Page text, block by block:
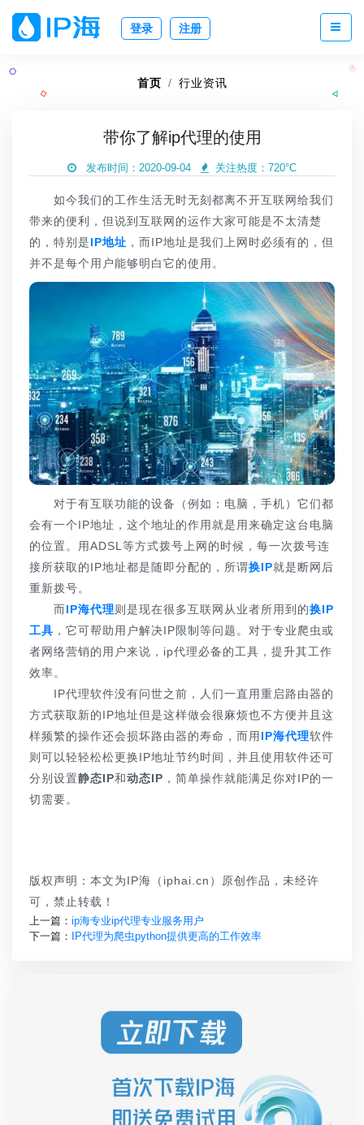
登录 注册
首页 行业资讯
带你了解ip代理的使用
发布时间：2020-09-04 关注热度： 720°C
如今我们的工作生活无时无刻都离不开互联网给我们
带来的便利，但说到互联网的运作大家可能是不太清楚
的，特别是IP地址 ，而IP地址是我们上网时必须有的，但
并不是每个用户能够明白它的使用。
对于有互联功能的设备（例如：电脑，手机）它们都
会有一个IP地址，这个地址的作用就是用来确定这台电脑
的位置。用ADSL等方式拨号上网的时候，每一次拨号连
接所获取的IP地址都是随即分配的，所谓换IP就是断网后
重新拨号。
而IP海代理则是现在很多互联网从业者所用到的换IP
工具 ，它可帮助用户解决IP限制等问题。对于专业爬虫或
者网络营销的用户来说，ip代理必备的工具，提升其工作
效率。
IP代理软件没有问世之前，人们一直用重启路由器的
方式获取新的IP地址但是这样做会很麻烦也不方便并且这
样频繁的操作还会损坏路由器的寿命，而用 IP海代理软件
则可以轻轻松松更换IP地址节约时间，并且使用软件还可
分别设置静态IP和动态IP ，简单操作就能满足你对IP的一
切需要。
版权声明：本文为IP海（iphai.cn）原创作品，未经许
可，禁止转载！
上一篇： ip海专业ip代理专业服务用户
下一篇：
IP代理为爬虫python提供更高的工作效率